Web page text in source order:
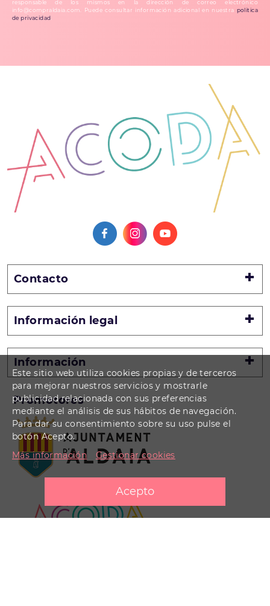
responsable de los mismos en la dirección de correo electrónico
info@compraldaia.com. Puede consultar información adicional en nuestra política
de privacidad.
Contacto
Información legal
Información
Promotores
Este sitio web utiliza cookies propias y de terceros
para mejorar nuestros servicios y mostrarle
publicidad relacionada con sus preferencias
mediante el análisis de sus hábitos de navegación.
Para dar su consentimiento sobre su uso pulse el
botón Acepto.
Más información
Gestionar cookies